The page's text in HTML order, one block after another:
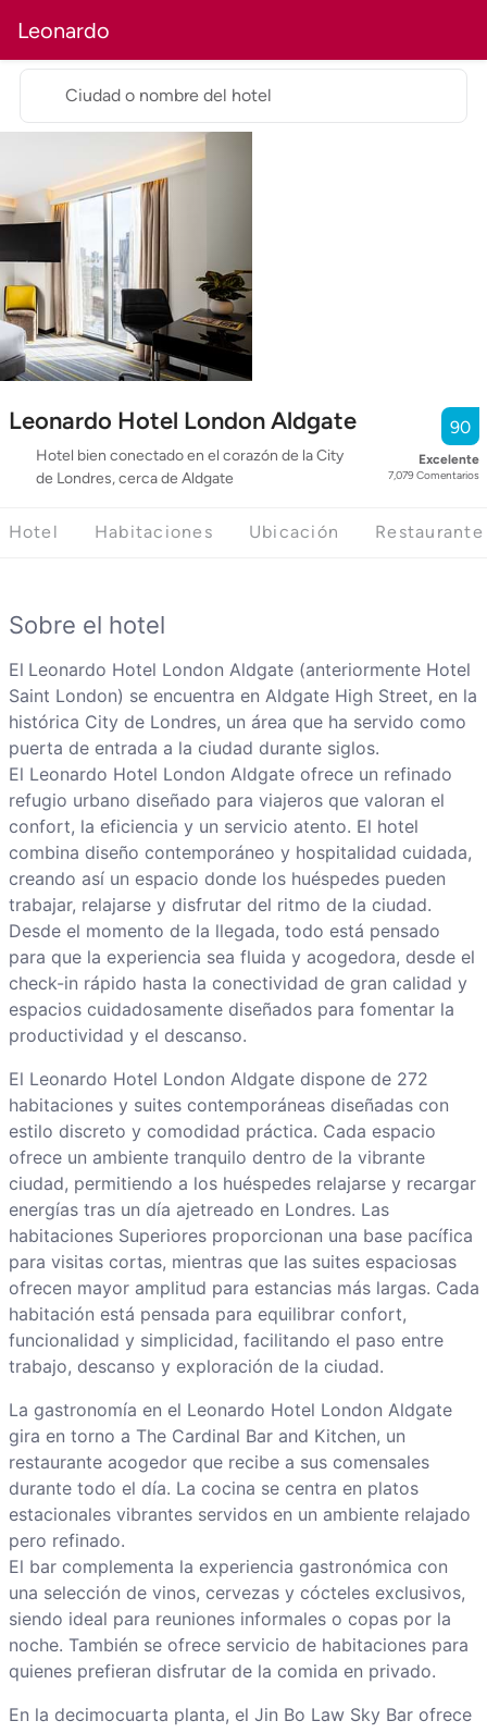
Leonardo
Leonardo Hotel London Aldgate
Hotel bien conectado en el corazón de la City
de Londres, cerca de Aldgate
90
Excelente
7,079Comentarios
Ciudad o nombre del hotel
Hotel Habitaciones Ubicación Restaurante
Sobre el hotel
El Leonardo Hotel London Aldgate (anteriormente Hotel
Saint London) se encuentra en Aldgate High Street, en la
histórica City de Londres, un área que ha servido como
puerta de entrada a la ciudad durante siglos.
El Leonardo Hotel London Aldgate ofrece un refinado
refugio urbano diseñado para viajeros que valoran el
confort, la eficiencia y un servicio atento. El hotel
combina diseño contemporáneo y hospitalidad cuidada,
creando así un espacio donde los huéspedes pueden
trabajar, relajarse y disfrutar del ritmo de la ciudad.
Desde el momento de la llegada, todo está pensado
para que la experiencia sea fluida y acogedora, desde el
check-in rápido hasta la conectividad de gran calidad y
espacios cuidadosamente diseñados para fomentar la
productividad y el descanso.
El Leonardo Hotel London Aldgate dispone de 272
habitaciones y suites contemporáneas diseñadas con
estilo discreto y comodidad práctica. Cada espacio
ofrece un ambiente tranquilo dentro de la vibrante
ciudad, permitiendo a los huéspedes relajarse y recargar
energías tras un día ajetreado en Londres. Las
habitaciones Superiores proporcionan una base pacífica
para visitas cortas, mientras que las suites espaciosas
ofrecen mayor amplitud para estancias más largas. Cada
habitación está pensada para equilibrar confort,
funcionalidad y simplicidad, facilitando el paso entre
trabajo, descanso y exploración de la ciudad.
La gastronomía en el Leonardo Hotel London Aldgate
gira en torno a The Cardinal Bar and Kitchen, un
restaurante acogedor que recibe a sus comensales
durante todo el día. La cocina se centra en platos
estacionales vibrantes servidos en un ambiente relajado
pero refinado.
El bar complementa la experiencia gastronómica con
una selección de vinos, cervezas y cócteles exclusivos,
siendo ideal para reuniones informales o copas por la
noche. También se ofrece servicio de habitaciones para
quienes prefieran disfrutar de la comida en privado.
En la decimocuarta planta, el Jin Bo Law Sky Bar ofrece